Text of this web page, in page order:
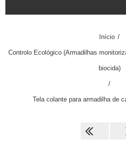
Início /
Controlo Ecológico (Armadilhas
biocida)
/
Tela colante para armadilha de